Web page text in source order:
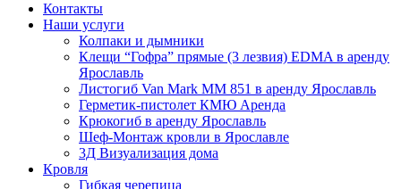
Контакты
Наши услуги
Колпаки и дымники
Клещи “Гофра” прямые (3 лезвия) EDMA в аренду
Ярославль
Листогиб Van Mark MM 851 в аренду Ярославль
Герметик-пистолет КМЮ Аренда
Крюкогиб в аренду Ярославль
Шеф-Монтаж кровли в Ярославле
3Д Визуализация дома
Кровля
Гибкая черепица